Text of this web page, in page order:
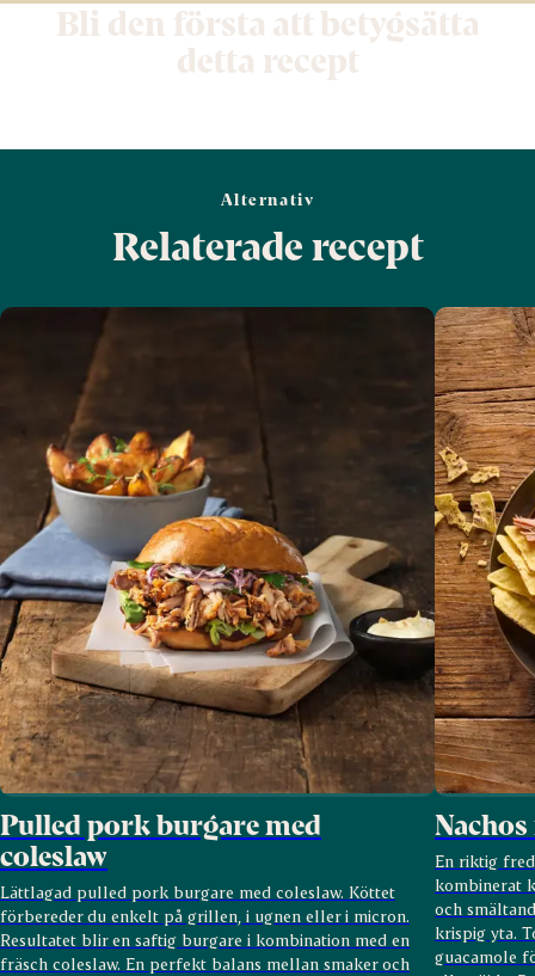
Bli den första att betygsätta
detta recept
Alternativ
Relaterade recept
Pulled pork burgare med
coleslaw
Lättlagad pulled pork burgare med coleslaw. Köttet
förbereder du enkelt på grillen, i ugnen eller i micron.
Resultatet blir en saftig burgare i kombination med en
fräsch coleslaw. En perfekt balans mellan smaker och
En riktig
kombinerat
och
krispig yta.
guacamole